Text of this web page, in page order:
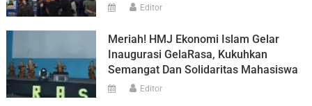
Editor
Meriah! HMJ Ekonomi Islam Gelar
Inaugurasi GelaRasa, Kukuhkan
Semangat Dan Solidaritas Mahasiswa
Editor